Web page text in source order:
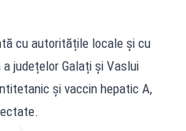
cu autoritățile locale și cu
județelor Galați și Vaslui
și vaccin hepatic A,